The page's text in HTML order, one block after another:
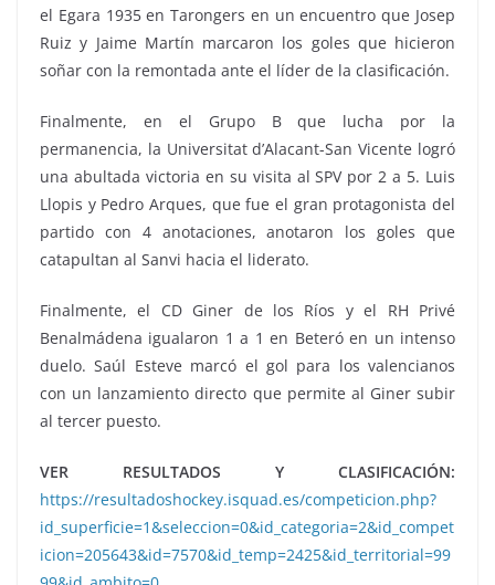
el Egara 1935 en Tarongers en un encuentro que Josep
Ruiz y Jaime Martín marcaron los goles que hicieron
soñar con la remontada ante el líder de la clasificación.
Finalmente, en el Grupo B que lucha por la
permanencia, la Universitat d’Alacant-San Vicente logró
una abultada victoria en su visita al SPV por 2 a 5. Luis
Llopis y Pedro Arques, que fue el gran protagonista del
partido con 4 anotaciones, anotaron los goles que
catapultan al Sanvi hacia el liderato.
Finalmente, el CD Giner de los Ríos y el RH Privé
Benalmádena igualaron 1 a 1 en Beteró en un intenso
duelo. Saúl Esteve marcó el gol para los valencianos
con un lanzamiento directo que permite al Giner subir
al tercer puesto.
VER RESULTADOS Y CLASIFICACIÓN:
https://resultadoshockey.isquad.es/competicion.php?
id_superficie=1&seleccion=0&id_categoria=2&id_compet
icion=205643&id=7570&id_temp=2425&id_territorial=99